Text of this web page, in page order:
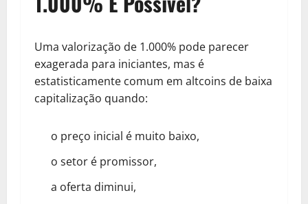
Uma valorização de 1.000% pode parecer
exagerada para iniciantes, mas é
estatisticamente comum em altcoins de baixa
capitalização quando:
o preço inicial é muito baixo,
o setor é promissor,
a oferta diminui,